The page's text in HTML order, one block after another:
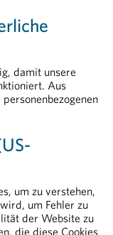
Standortstärkung
Arzneimittelhandel
Urlaub
damit unsere
Aus
um zu verstehen,
um Fehler zu
der Website zu
die diese Cookies